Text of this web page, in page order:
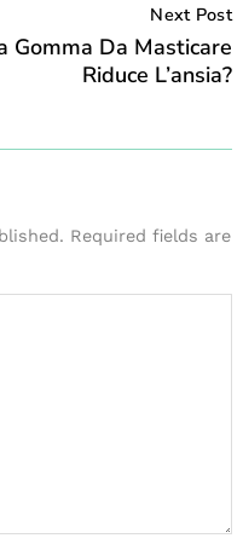
Next Post
Gomma Da Masticare
Riduce L’ansia?
Required fields are